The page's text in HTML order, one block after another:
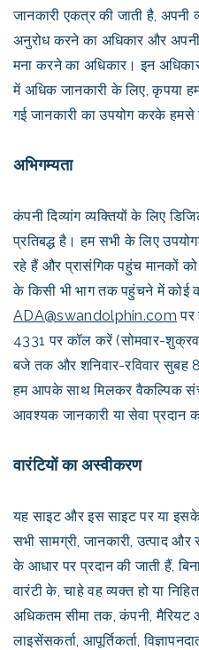
जानकारी एकत्र की जाती है, अपनी
अनुरोध करने का अधिकार और अपनी
मना करने का अधिकार। इन
में अधिक जानकारी के लिए, कृपया
गई जानकारी का उपयोग करके हमसे
अभिगम्यता
कंपनी दिव्यांग व्यक्तियों के लिए
प्रतिबद्ध है। हम सभी के लिए
रहे हैं और प्रासंगिक पहुंच मानकों
के किसी भी भाग तक पहुंचने में कोई
ADA@swandolphin.com पर
4331 पर कॉल करें (सोमवार-
बजे तक और शनिवार-रविवार
हम आपके साथ मिलकर वैकल्पिक
आवश्यक जानकारी या सेवा प्रदान
वारंटियों का अस्वीकरण
यह साइट और इस साइट पर या इसके
सभी सामग्री, जानकारी, उत्पाद
के आधार पर प्रदान की जाती हैं,
वारंटी के, चाहे वह व्यक्त हो या
अधिकतम सीमा तक, कंपनी, मैरियट
लाइसेंसकर्ता, आपूर्तिकर्ता,